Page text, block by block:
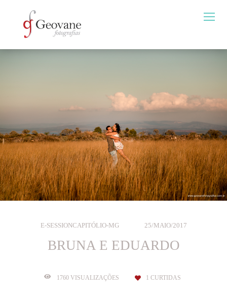
E-SESSIONCAPITÓLIO-MG 25/MAIO/2017
BRUNA E EDUARDO
1760VISUALIZAÇÕES 1 CURTIDAS